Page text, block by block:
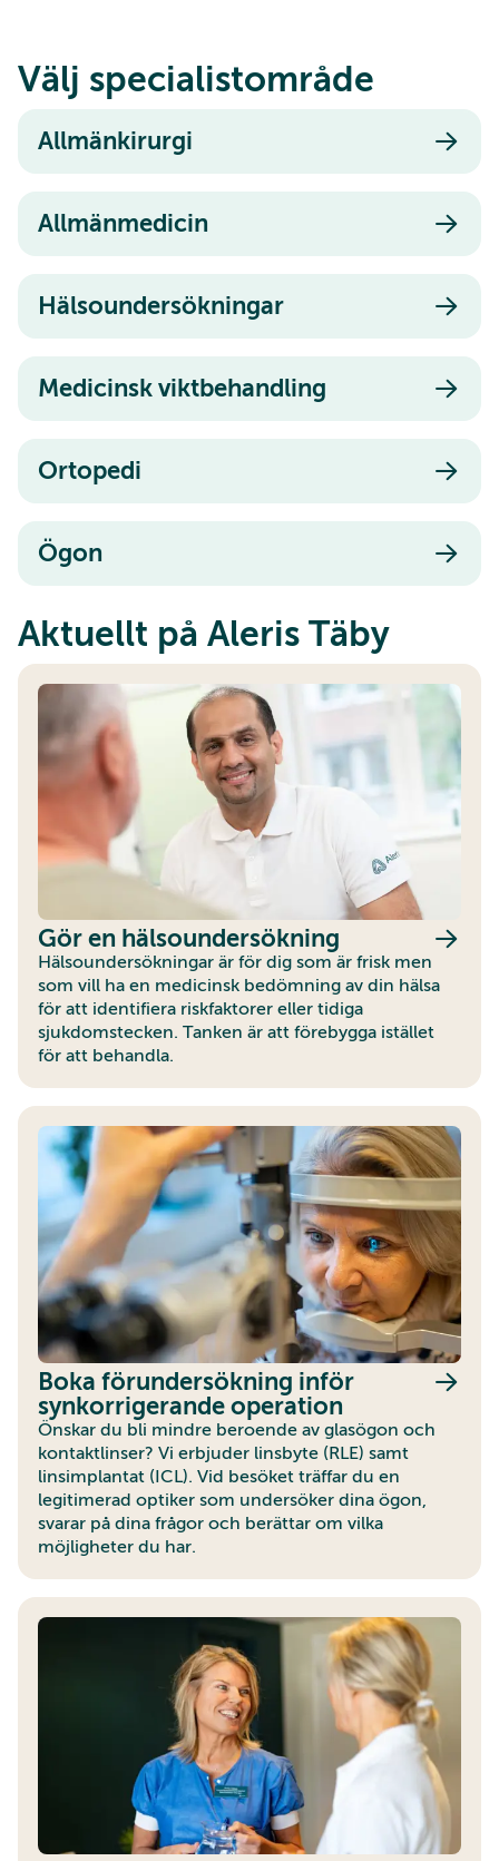
Välj specialistområde
Allmänkirurgi
Allmänmedicin
Hälsoundersökningar
Medicinsk viktbehandling
Ortopedi
Ögon
Aktuellt på Aleris Täby
Gör en hälsoundersökning
Hälsoundersökningar är för dig som är frisk men
som vill ha en medicinsk bedömning av din hälsa
för att identifiera riskfaktorer eller tidiga
sjukdomstecken. Tanken är att förebygga istället
för att behandla.
Boka förundersökning inför
synkorrigerande operation
Önskar du bli mindre beroende av glasögon och
kontaktlinser? Vi erbjuder linsbyte (RLE) samt
linsimplantat (ICL). Vid besöket träffar du en
legitimerad optiker som undersöker dina ögon,
svarar på dina frågor och berättar om vilka
möjligheter du har.